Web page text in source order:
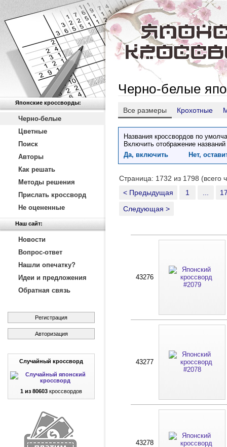
Японские кроссворды:
Черно-белые
Цветные
Поиск
Авторы
Как решать
Методы решения
Прислать кроссворд
Не оцененные
Наш сайт:
Новости
Вопрос-ответ
Нашли опечатку?
Идеи и предложения
Обратная связь
Регистрация
Авторизация
Случайный кроссворд
1 из 80603 кроссвордов
Черно-белые
Все размеры Крохотные
Названия кроссвордов по
Включить отображение
Да, включить
Нет,
Страница: 1732 из 1798 (всего
< Предыдущая
1
Следующая >
43276
43277
43278